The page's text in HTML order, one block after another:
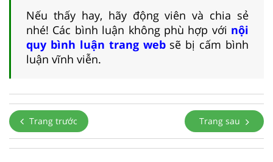
Nếu thấy hay, hãy động viên và chia sẻ
nhé! Các bình luận không phù hợp với nội
quy bình luận trang websẽ bị cấm bình
luận vĩnh viễn.
Trang trước Trang sau